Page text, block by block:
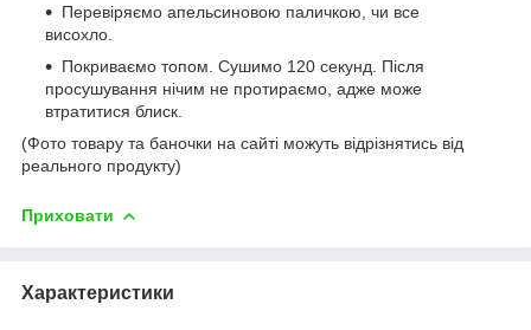
Перевіряємо апельсиновою паличкою, чи все
висохло.
Покриваємо топом. Сушимо 120 секунд. Після
просушування нічим не протираємо, адже може
втратитися блиск.
(Фото товару та баночки на сайті можуть відрізнятись від
реального продукту)
Приховати
Характеристики